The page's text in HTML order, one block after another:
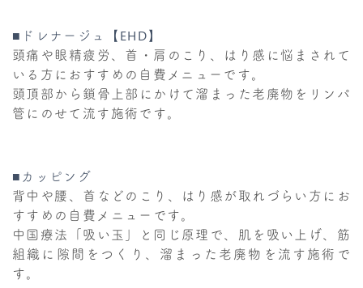
■ドレナージュ【EHD】
頭痛や眼精疲労、首・肩のこり、はり感に悩まされて
いる方におすすめの自費メニューです。
頭頂部から鎖骨上部にかけて溜まった老廃物をリンパ
管にのせて流す施術です。
■カッピング
背中や腰、首などのこり、はり感が取れづらい方にお
すすめの自費メニューです。
中国療法「吸い玉」と同じ原理で、肌を吸い上げ、筋
組織に隙間をつくり、溜まった老廃物を流す施術で
す。